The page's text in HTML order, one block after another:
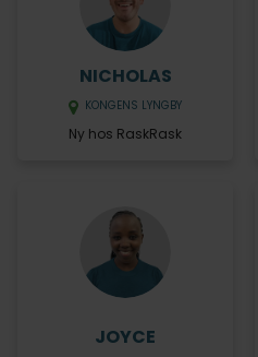
NICHOLAS
KONGENS LYNGBY
Ny hos RaskRask
JOYCE